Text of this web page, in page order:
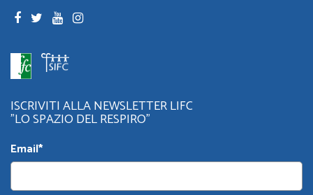
ISCRIVITI ALLA NEWSLETTER LIFC
"LO SPAZIO DEL RESPIRO"
Email*